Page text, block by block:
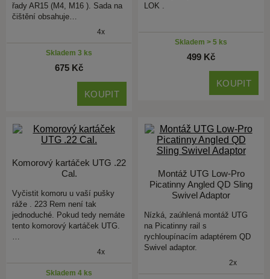
řady AR15 (M4, M16 ). Sada na
čištění obsahuje…
4x
Skladem 3 ks
675 Kč
KOUPIT
LOK .
Skladem > 5 ks
499 Kč
KOUPIT
Komorový kartáček UTG .22
Cal.
Vyčistit komoru u vaší pušky
ráže . 223 Rem není tak
jednoduché. Pokud tedy nemáte
tento komorový kartáček UTG.
…
4x
Skladem 4 ks
Montáž UTG Low-Pro
Picatinny Angled QD Sling
Swivel Adaptor
Nízká, zaúhlená montáž UTG
na Picatinny rail s
rychloupínacím adaptérem QD
Swivel adaptor.
2x